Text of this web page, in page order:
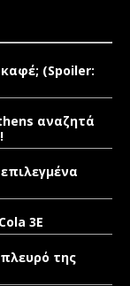
(Spoiler:
αναζητά
3E
της